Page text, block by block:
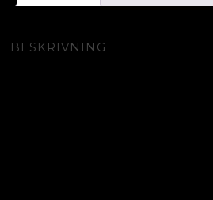
BESKRIVNING